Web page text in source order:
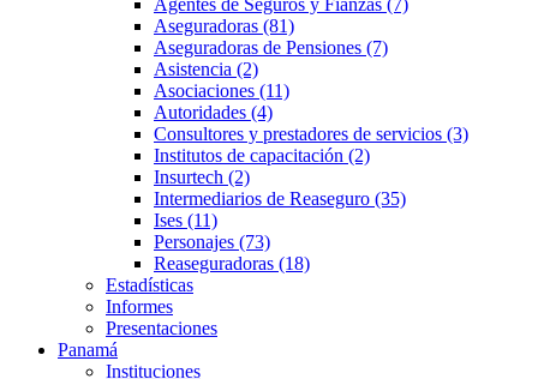
Agentes de Seguros y Fianzas (7)
Aseguradoras (81)
Aseguradoras de Pensiones (7)
Asistencia (2)
Asociaciones (11)
Autoridades (4)
Consultores y prestadores de servicios (3)
Institutos de capacitación (2)
Insurtech (2)
Intermediarios de Reaseguro (35)
Ises (11)
Personajes (73)
Reaseguradoras (18)
Estadísticas
Informes
Presentaciones
Panamá
Instituciones